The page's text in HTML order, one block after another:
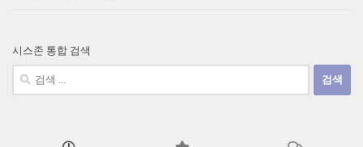
시스존 통합 검색
검